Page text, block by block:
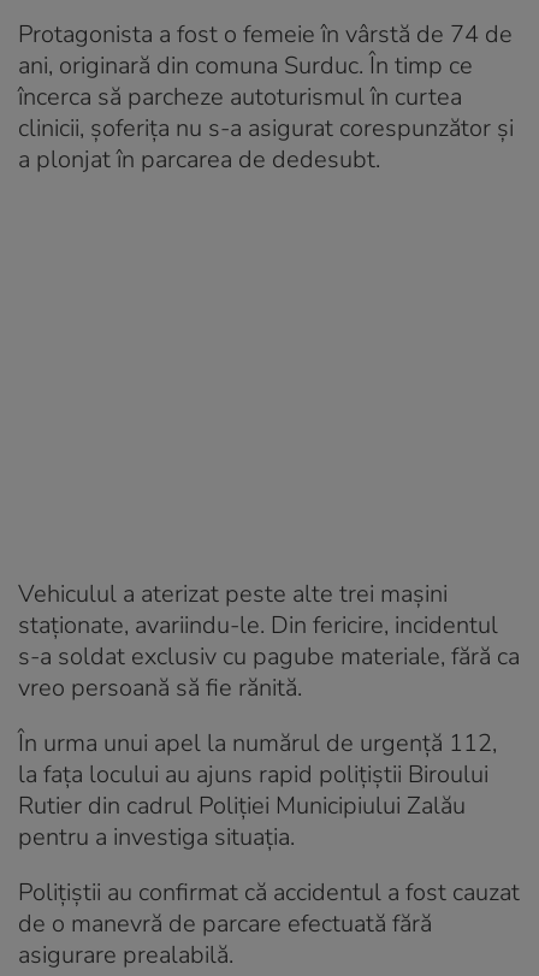
Protagonista a fost o femeie în vârstă de 74 de
ani, originară din comuna Surduc. În timp ce
încerca să parcheze autoturismul în curtea
clinicii, șoferița nu s-a asigurat corespunzător și
a plonjat în parcarea de dedesubt.
Vehiculul a aterizat peste alte trei mașini
staționate, avariindu-le. Din fericire, incidentul
s-a soldat exclusiv cu pagube materiale, fără ca
vreo persoană să fie rănită.
În urma unui apel la numărul de urgență 112,
la fața locului au ajuns rapid polițiștii Biroului
Rutier din cadrul Poliției Municipiului Zalău
pentru a investiga situația.
Polițiștii au confirmat că accidentul a fost cauzat
de o manevră de parcare efectuată fără
asigurare prealabilă.